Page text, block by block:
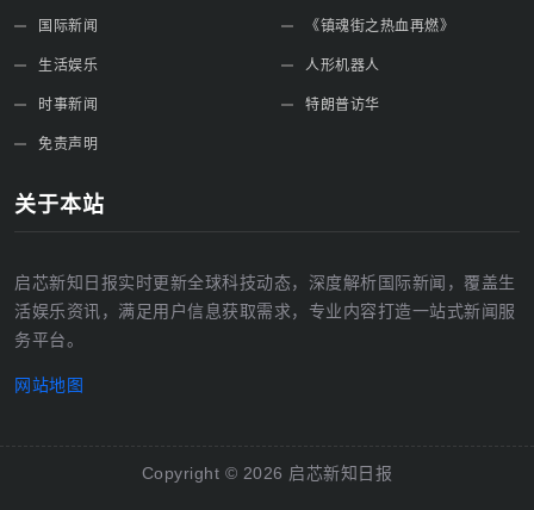
国际新闻
生活娱乐
时事新闻
免责声明
《镇魂街之热血再燃》
人形机器人
特朗普访华
关于本站
启芯新知日报实时更新全球科技动态，深度解析国际新闻，覆盖生
活娱乐资讯，满足用户信息获取需求，专业内容打造一站式新闻服
务平台。
网站地图
Copyright © 2026 启芯新知日报